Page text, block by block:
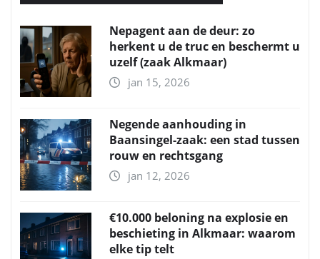
Nepagent aan de deur: zo
herkent u de truc en beschermt u
uzelf (zaak Alkmaar)
jan 15, 2026
Negende aanhouding in
Baansingel-zaak: een stad tussen
rouw en rechtsgang
jan 12, 2026
€10.000 beloning na explosie en
beschieting in Alkmaar: waarom
elke tip telt